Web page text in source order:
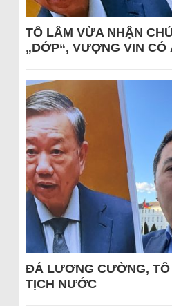
TÔ LÂM VỪA NHẬN
„DỚP“, VƯỢNG VIN CÓ
ĐÁ LƯƠNG CƯỜNG,
TỊCH NƯỚC